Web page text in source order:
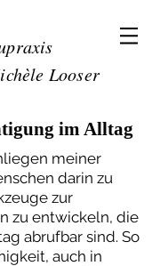
Looser
im Alltag
meiner
darin zu
zur
zu entwickeln, die
abrufbar sind. So
auch in